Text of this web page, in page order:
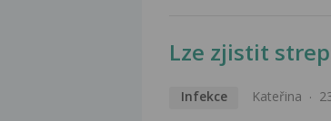
Lze zjistit
Infekce Kateřina